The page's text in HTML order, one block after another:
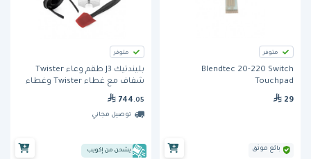
متوفر
Blendtec 20-220 Switch
Touchpad
29
بائع موثق
متوفر
بليندتيك J3 طقم وعاء Twister
شفاف مع غطاء Twister وغطاء
744 .05
توصيل مجاني
يشحن من إكويب